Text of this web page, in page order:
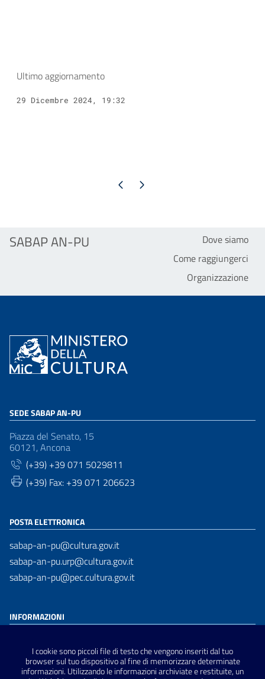
I cookie sono piccoli file di testo che vengono inseriti dal tuo
browser sul tuo dispositivo al fine di memorizzare determinate
informazioni. Utilizzando le informazioni archiviate e restituite, un
Ultimo aggiornamento
29 Dicembre 2024, 19:32
Pagina precedente
Pagina successiva
SABAP AN-PU
Dove siamo
Come raggiungerci
Organizzazione
SEDE SABAP AN-PU
Piazza del Senato, 15
60121, Ancona
(+39) +39 071 5029811
(+39) Fax: +39 071 206623
POSTA ELETTRONICA
sabap-an-pu@cultura.gov.it
sabap-an-pu.urp@cultura.gov.it
sabap-an-pu@pec.cultura.gov.it
INFORMAZIONI
Privacy Policy
Note Legali